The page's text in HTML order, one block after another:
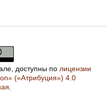
доступны по лицензии
(«Атрибуция») 4.0